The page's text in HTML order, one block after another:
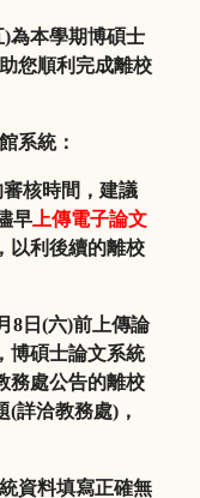
)為本學期博碩士
您順利完成離校
系統：
核時間，建議
早 上傳電子論文
以利後續的離校
8 日 (六)前上傳論
博碩士論文系統
務處公告的離校
(詳洽教務處) ，
資料填寫正確無